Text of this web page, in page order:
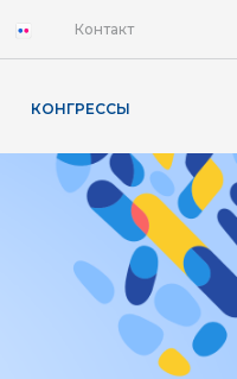
Контакт
КОНГРЕССЫ